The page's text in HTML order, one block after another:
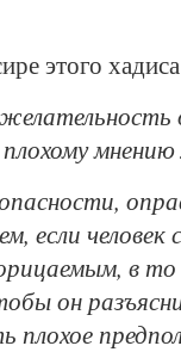
этого
мнению
если
в то
он
плохое